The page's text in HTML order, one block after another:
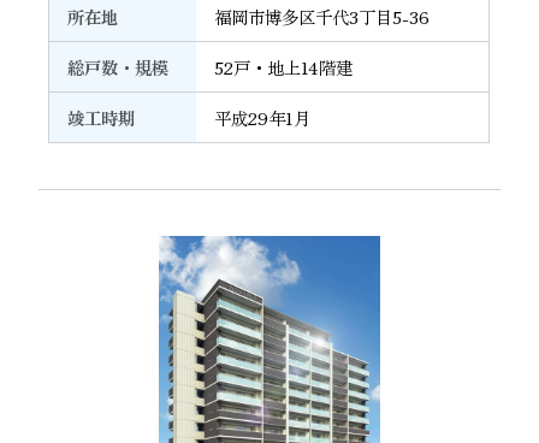
所在地
福岡市博多区千代3丁目5-36
総戸数・規模
52戸・地上14階建
竣工時期
平成29年1月